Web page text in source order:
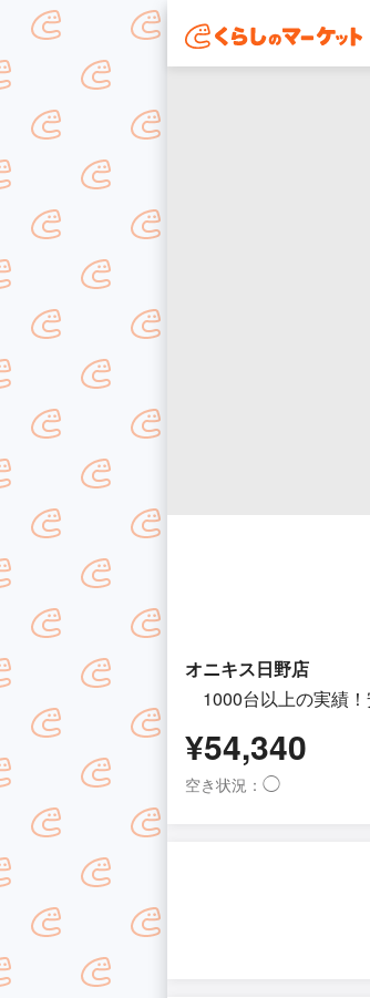
オニキス日野店
1000台以上の実績
¥54,340
空き状況： ◯